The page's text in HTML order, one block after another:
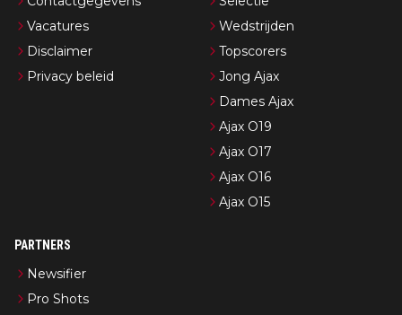
Vacatures
Disclaimer
Privacy beleid
Wedstrijden
Topscorers
Jong Ajax
Dames Ajax
Ajax O19
Ajax O17
Ajax O16
Ajax O15
PARTNERS
Newsifier
Pro Shots